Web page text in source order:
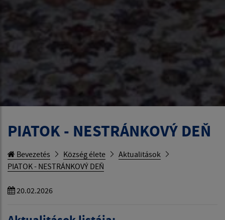
PIATOK - NESTRÁNKOVÝ DEŇ
Bevezetés Község élete
Aktualitások
PIATOK - NESTRÁNKOVÝ DEŇ
20.02.2026